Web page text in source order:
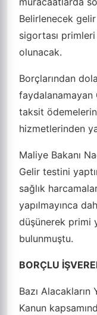
Belirlenecek
sigortası
olunacak.
Borçlarından
faydalanamayan
taksit
hizmetlerinden
Maliye Bakanı
Gelir testini
sağlık
yapılmayınca
düşünerek primi
bulunmuştu.
BORÇLU
Bazı Alacakların
Kanun